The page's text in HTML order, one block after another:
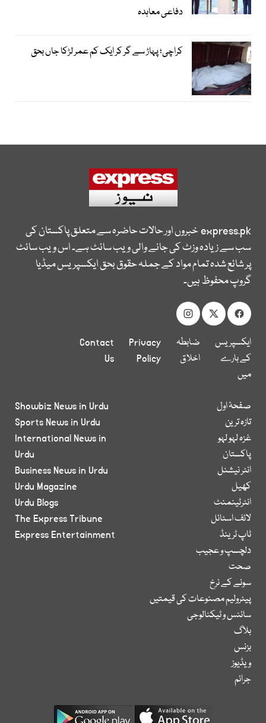
دفاعی معاہدہ
کراچی؛ پہاڑ سے گر کر ایک کم عمر لڑکا جاں بحق
express.pkخبروں اور حالات حاضرہ سے متعلق پاکستان کی
سب سے زیادہ وزٹ کی جانے والی ویب سائٹ ہے۔ اس ویب سائٹ
پر شائع شدہ تمام مواد کے جملہ حقوق بحق ایکسپریس میڈیا
گروپ محفوظ ہیں۔
ایکسپریس
کے بارے
میں
ضابطہ
اخلاق
Privacy
Policy
Contact
Us
صفحۂ اول
تازہ ترین
غزہ لہو لہو
پاکستان
انٹر نیشنل
کھیل
انٹرٹینمنٹ
لائف اسٹائل
ٹاپ ٹرینڈ
دلچسپ و عجیب
صحت
سونے کے نرخ
پیٹرولیم مصنوعات کی قیمتیں
سائنس و ٹیکنالوجی
بلاگ
بزنس
ویڈیوز
جرائم
Showbiz News in Urdu
Sports News in Urdu
International News in
Urdu
Business News in Urdu
Urdu Magazine
Urdu Blogs
The Express Tribune
Express Entertainment